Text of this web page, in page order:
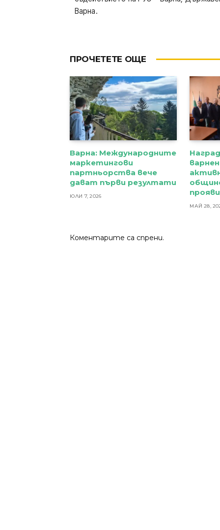
Варна.
ПРОЧЕТЕТЕ ОЩЕ
Варна: Международните
маркетингови
партньорства вече
дават първи резултати
ЮЛИ 7, 2026
прояви
МАЙ 28,
Коментарите са спрени.